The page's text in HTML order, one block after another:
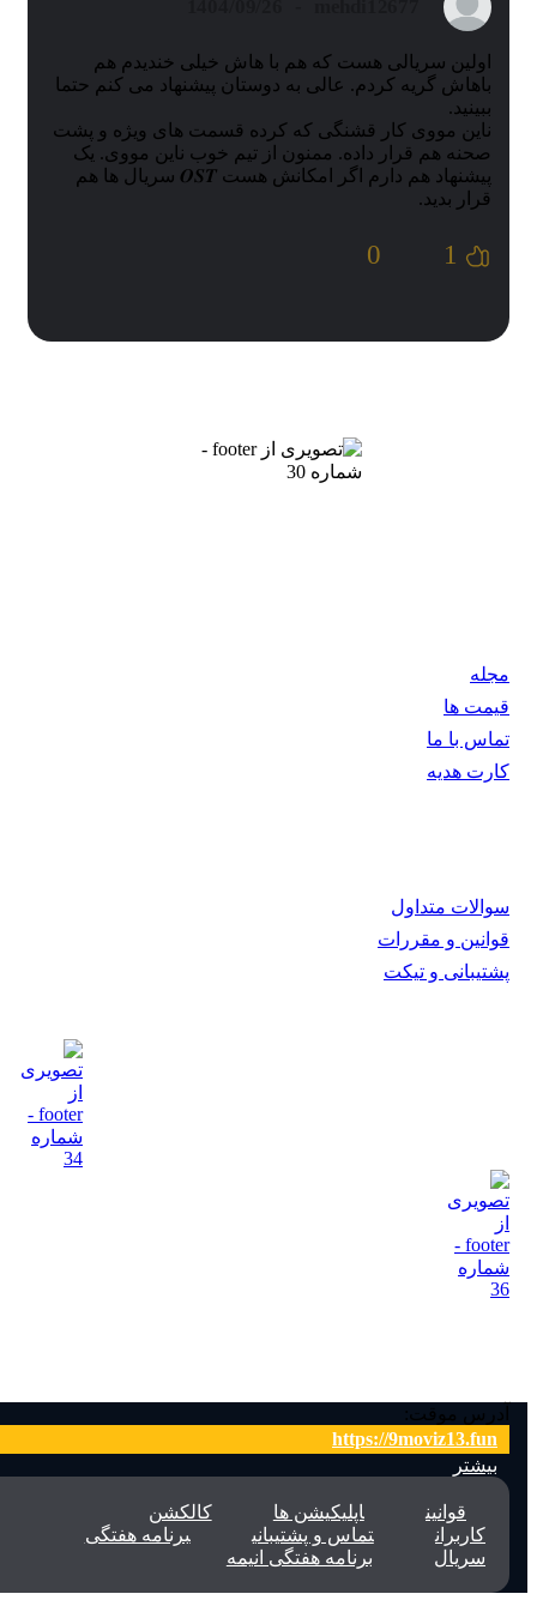
اولین سریالی هست که هم با هاش خیلی خندیدم هم
باهاش گریه کردم. عالی به دوستان پیشنهاد می کنم حتما
ببینید.
ناین مووی کار قشنگی که کرده قسمت های ویژه و پشت
صحنه هم قرار داده. ممنون از تیم خوب ناین مووی. یک
پیشنهاد هم دارم اگر امکانش هست 𝑶𝑺𝑻 سریال ها هم
قرار بدید.
1
0
آدرس موقت:
https://9moviz13.fun
بیشتر
قوانین اپلیکیشن ها
کالکشن
کاربران
تماس و پشتیبانی
برنامه هفتگی
سریال‌
برنامه هفتگی انیمه
مجله
قیمت ها
تماس با ما
کارت هدیه
سوالات متداول
قوانین و مقررات
پشتیبانی و تیکت
گیت هاب اپ ها
:اپلیکیشن‌ها